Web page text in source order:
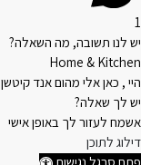
1
יש לנו תשובה, מה השאלה?
Home & Kitchen
היי , כאן אלי מהום אנד קיטשן
יש לך שאלה?
אשמח לעזור לך באופן אישי
דילוג לתוכן